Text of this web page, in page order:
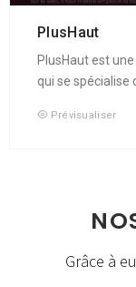
PlusHaut
PlusHaut est
qui se spécialise
Prévisualiser
Grâce à